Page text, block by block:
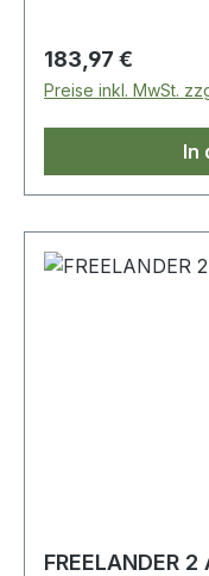
Regulärer Preis:
183,97 €
Preise inkl. MwSt.
In
FREELANDER 2